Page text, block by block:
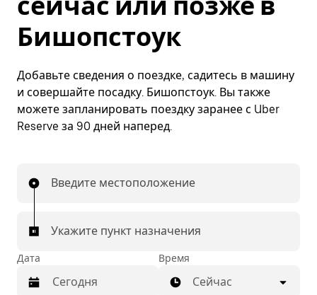
Бишопстоук
Добавьте сведения о поездке, садитесь в машину
и совершайте посадку. Бишопстоук. Вы также
можете запланировать поездку заранее с Uber
Reserve за 90 дней наперед.
Введите местоположение
Укажите пункт назначения
Дата Время
Сейчас